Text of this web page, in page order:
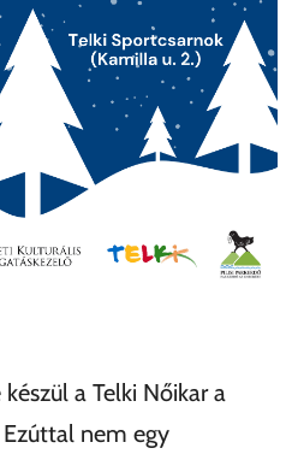
a Telki Nőikar a
Ezúttal nem egy